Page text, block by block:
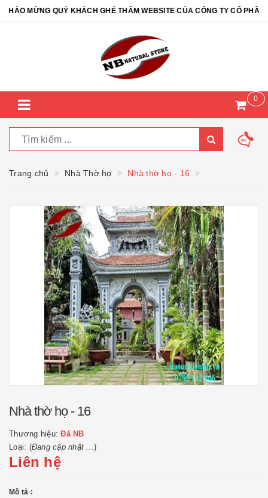
MỪNG QUÝ KHÁCH GHÉ THĂM WEBSITE CỦA CÔNG TY CỔ PHẦN
0
Trang chủ Nhà Thờ họ Nhà thờ họ - 16
Nhà thờ họ - 16
Thương hiệu:Đá NB
Loại: (Đang cập nhật ...)
Liên hệ
Mô tả :